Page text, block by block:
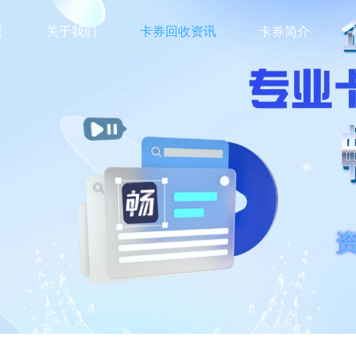
关于我们 卡券回收资讯 卡券简介